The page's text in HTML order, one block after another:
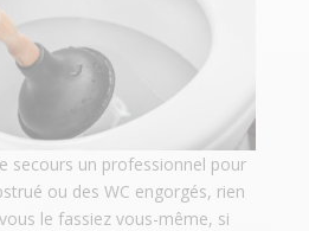
secours un professionnel pour
ou des WC engorgés, rien
le fassiez vous-même, si